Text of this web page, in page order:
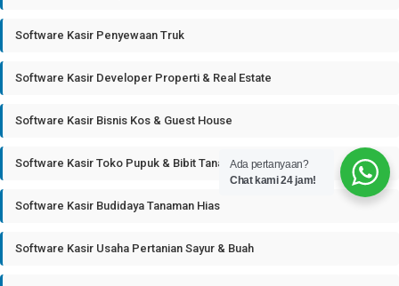
Software Kasir Penyewaan Truk
Software Kasir Developer Properti & Real Estate
Software Kasir Bisnis Kos & Guest House
Software Kasir Toko Pupuk & Bibit Tanaman
Software Kasir Budidaya Tanaman Hias
Software Kasir Usaha Pertanian Sayur & Buah
Ada pertanyaan?
Chat kami 24 jam!